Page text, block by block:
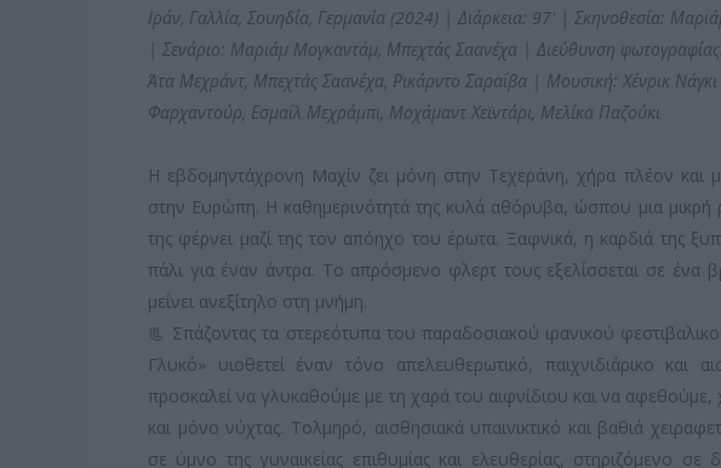
Ιράν, Γαλλία, Σουηδία, Γερμανία (2024) | Διάρκεια: 97' | Σκηνοθεσία:
| Σενάριο: Μαριάμ Μογκαντάμ, Μπεχτάς Σαανέχα | Διεύθυνση
Άτα Μεχράντ, Μπεχτάς Σαανέχα, Ρικάρντο Σαραΐβα | Μουσική: Χένρικ
Φαρχαντούρ, Εσμαΐλ Μεχράμπι, Μοχάμαντ Χεϊντάρι, Μελίκα Παζούκι
Η εβδομηντάχρονη Μαχίν ζει μόνη στην Τεχεράνη, χήρα πλέον και
στην Ευρώπη. Η καθημερινότητά της κυλά αθόρυβα, ώσπου μια μικρή
της φέρνει μαζί της τον απόηχο του έρωτα. Ξαφνικά, η καρδιά της
πάλι για έναν άντρα. Το απρόσμενο φλερτ τους εξελίσσεται σε
μείνει ανεξίτηλο στη μνήμη.
📃 Σπάζοντας τα στερεότυπα του παραδοσιακού ιρανικού
Γλυκό» υιοθετεί έναν τόνο απελευθερωτικό, παιχνιδιάρικο και
προσκαλεί να γλυκαθούμε με τη χαρά του αιφνίδιου και να αφεθούμε,
και μόνο νύχτας. Τολμηρό, αισθησιακά υπαινικτικό και βαθιά
σε ύμνο της γυναικείας επιθυμίας και ελευθερίας, στηριζόμενο σε